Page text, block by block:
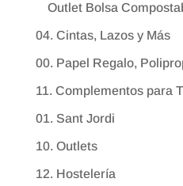
Outlet Bolsa
04. Cintas, Lazos y Más
00. Papel Regalo,
11. Complementos para
01. Sant Jordi
10. Outlets
12. Hostelería